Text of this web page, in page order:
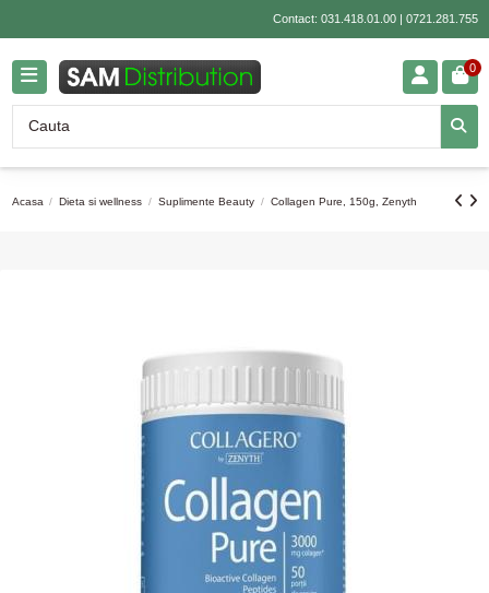
Contact: 031.418.01.00| 0721.281.755
0
Acasa Dieta si wellness Suplimente Beauty Collagen Pure, 150g, Zenyth